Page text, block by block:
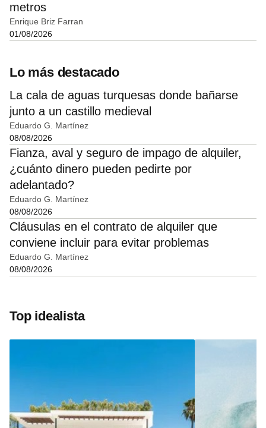
metros
Enrique Briz Farran
01/08/2026
Lo más destacado
La cala de aguas turquesas donde bañarse
junto a un castillo medieval
Eduardo G. Martínez
08/08/2026
Fianza, aval y seguro de impago de alquiler,
¿cuánto dinero pueden pedirte por
adelantado?
Eduardo G. Martínez
08/08/2026
Cláusulas en el contrato de alquiler que
conviene incluir para evitar problemas
Eduardo G. Martínez
08/08/2026
Top idealista